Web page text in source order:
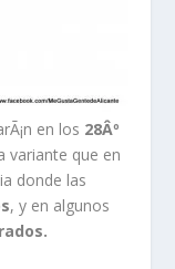
en los 28Âº
variante que en
donde las
, y en algunos